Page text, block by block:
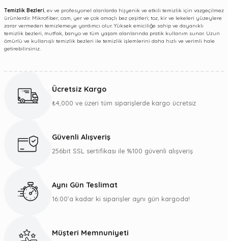
Temizlik Bezleri, ev ve profesyonel alanlarda hijyenik ve etkili temizlik için vazgeçilmez
ürünlerdir. Mikrofiber, cam, yer ve çok amaçlı bez çeşitleri; toz, kir ve lekeleri yüzeylere
zarar vermeden temizlemeye yardımcı olur. Yüksek emiciliğe sahip ve dayanıklı
temizlik bezleri, mutfak, banyo ve tüm yaşam alanlarında pratik kullanım sunar. Uzun
ömürlü ve kullanışlı temizlik bezleri ile temizlik işlemlerini daha hızlı ve verimli hale
getirebilirsiniz.
Ücretsiz Kargo
₺4,000 ve üzeri tüm siparişlerde kargo ücretsiz
Güvenli Alışveriş
256bit SSL sertifikası ile %100 güvenli alışveriş
Aynı Gün Teslimat
16:00’a kadar ki siparişler aynı gün kargoda!
Müşteri Memnuniyeti